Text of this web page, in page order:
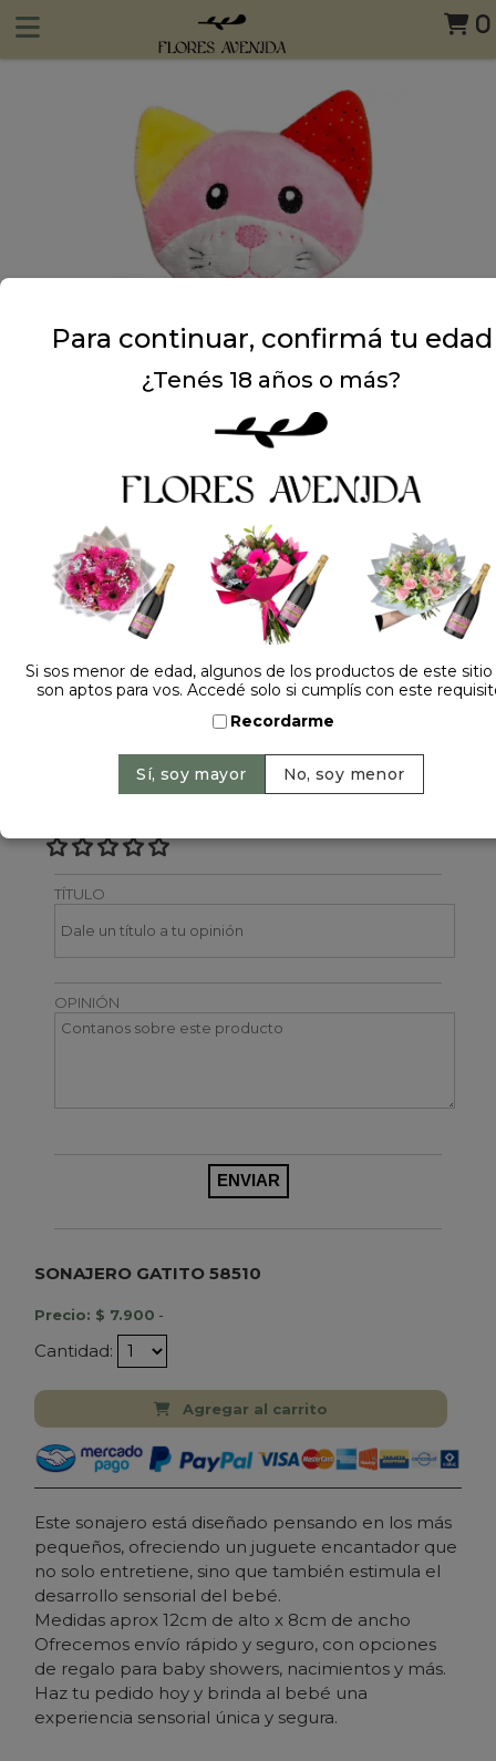
0
Dejá tu opinión
NOMBRE
TÍTULO
OPINIÓN
SONAJERO GATITO 58510
Precio: $ 7.900 -
Cantidad:
Agregar al carrito
Este sonajero está diseñado pensando en los más
pequeños, ofreciendo un juguete encantador que
no solo entretiene, sino que también estimula el
desarrollo sensorial del bebé.
Medidas aprox 12cm de alto x 8cm de ancho
Ofrecemos envío rápido y seguro, con opciones
de regalo para baby showers, nacimientos y más.
Haz tu pedido hoy y brinda al bebé una
experiencia sensorial única y segura.
Para continuar, confirmá tu edad
¿Tenés 18 años o más?
Si sos menor de edad, algunos de los productos de este
son aptos para vos. Accedé solo si cumplís con este
Recordarme